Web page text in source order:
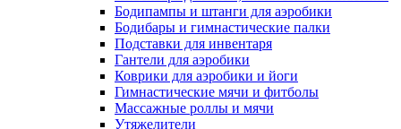
Бодипампы и штанги для аэробики
Бодибары и гимнастические палки
Подставки для инвентаря
Гантели для аэробики
Коврики для аэробики и йоги
Гимнастические мячи и фитболы
Массажные роллы и мячи
Утяжелители